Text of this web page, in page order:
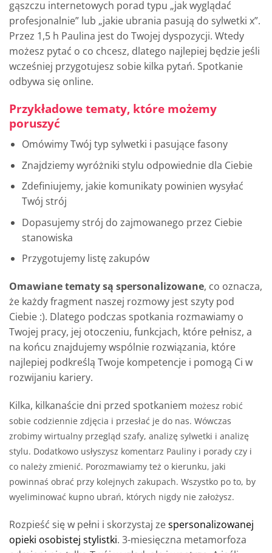
gąszczu internetowych porad typu „jak wyglądać
profesjonalnie” lub „jakie ubrania pasują do sylwetki x”.
Przez 1,5 h Paulina jest do Twojej dyspozycji. Wtedy
możesz pytać o co chcesz, dlatego najlepiej będzie jeśli
wcześniej przygotujesz sobie kilka pytań. Spotkanie
odbywa się online.
Przykładowe tematy, które możemy
poruszyć
Omówimy Twój typ sylwetki i pasujące fasony
Znajdziemy wyróżniki stylu odpowiednie dla Ciebie
Zdefiniujemy, jakie komunikaty powinien wysyłać
Twój strój
Dopasujemy strój do zajmowanego przez Ciebie
stanowiska
Przygotujemy listę zakupów
Omawiane tematy są spersonalizowane, co oznacza,
że każdy fragment naszej rozmowy jest szyty pod
Ciebie :). Dlatego podczas spotkania rozmawiamy o
Twojej pracy, jej otoczeniu, funkcjach, które pełnisz, a
na końcu znajdujemy wspólnie rozwiązania, które
najlepiej podkreślą Twoje kompetencje i pomogą Ci w
rozwijaniu kariery.
Kilka, kilkanaście dni przed spotkaniem możesz robić
sobie codziennie zdjęcia i przesłać je do nas. Wówczas
zrobimy wirtualny przegląd szafy, analizę sylwetki i analizę
stylu. Dodatkowo usłyszysz komentarz Pauliny i porady czy i
co należy zmienić. Porozmawiamy też o kierunku, jaki
powinnaś obrać przy kolejnych zakupach. Wszystko po to, by
wyeliminować kupno ubrań, których nigdy nie założysz.
Rozpieść się w pełni i skorzystaj zespersonalizowanej
opieki osobistej stylistki. 3-miesięczna metamorfoza